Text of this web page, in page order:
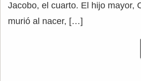
Jacobo, el cuarto. El hijo mayor,
murió al nacer, […]